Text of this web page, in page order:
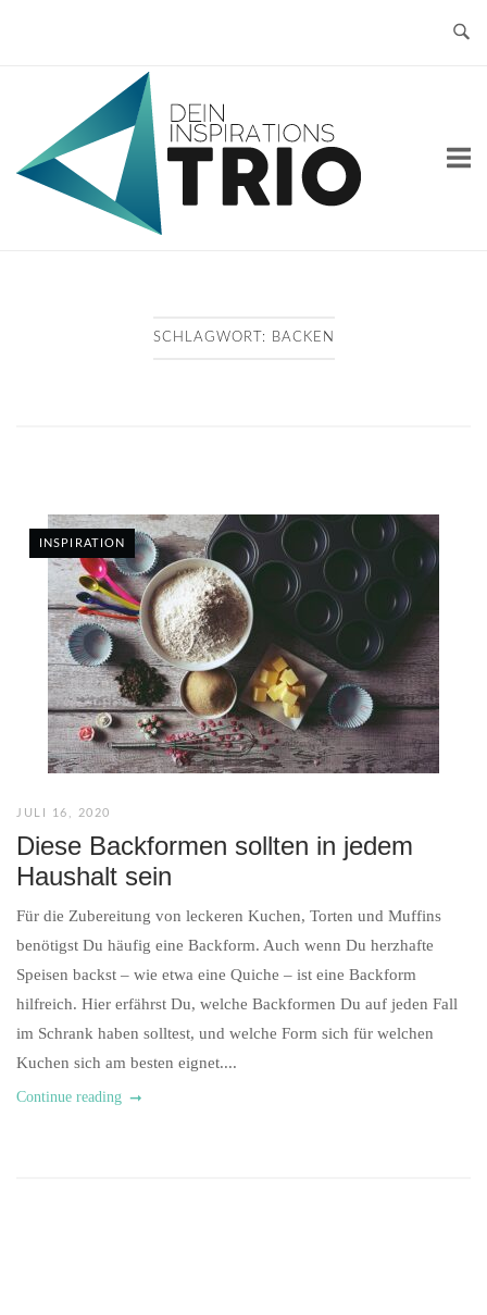
SCHLAGWORT: BACKEN
INSPIRATION
JULI 16, 2020
Diese Backformen sollten in jedem
Haushalt sein
Für die Zubereitung von leckeren Kuchen, Torten und Muffins
benötigst Du häufig eine Backform. Auch wenn Du herzhafte
Speisen backst – wie etwa eine Quiche – ist eine Backform
hilfreich. Hier erfährst Du, welche Backformen Du auf jeden Fall
im Schrank haben solltest, und welche Form sich für welchen
Kuchen sich am besten eignet....
Continue reading